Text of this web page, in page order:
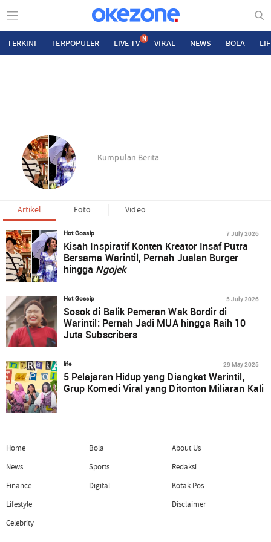
TERKINI TERPOPULER LIVE TV N VIRAL NEWS BOLA
Kumpulan Berita
Artikel Foto Video
Hot Gossip 7 July 2026
Kisah Inspiratif Konten Kreator Insaf Putra
Bersama Warintil, Pernah Jualan Burger
hingga Ngojek
Hot Gossip 5 July 2026
Sosok di Balik Pemeran Wak Bordir di
Warintil: Pernah Jadi MUA hingga Raih 10
Juta Subscribers
life 29 May 2025
5 Pelajaran Hidup yang Diangkat Warintil,
Grup Komedi Viral yang Ditonton Miliaran Kali
Home
News
Finance
Lifestyle
Celebrity
Bola
Sports
Digital
About Us
Redaksi
Kotak Pos
Disclaimer